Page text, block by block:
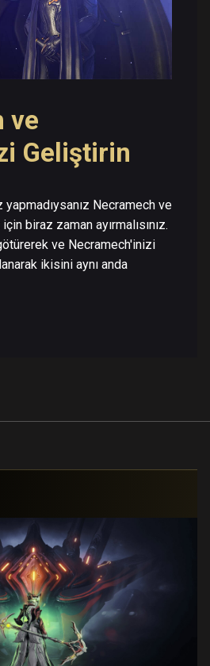
ve
Geliştirin
yapmadıysanız Necramech ve
biraz zaman ayırmalısınız.
ve Necramech'inizi
ikisini aynı anda